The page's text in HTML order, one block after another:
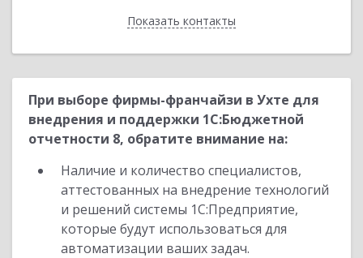
Показать контакты
Назад
При выборе фирмы-франчайзи в Ухте для
внедрения и поддержки 1С:Бюджетной
отчетности 8, обратите внимание на:
Наличие и количество специалистов,
аттестованных на внедрение технологий
и решений системы 1С:Предприятие,
которые будут использоваться для
автоматизации ваших задач.